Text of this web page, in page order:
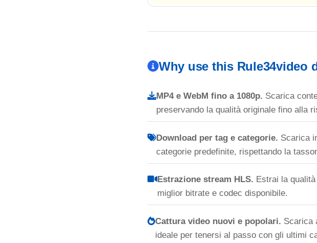
Why use this Rule34video
MP4 e WebM fino a 1080p. Scarica
preservando la qualità originale fino alla
Download per tag e categorie. Scarica
categorie predefinite, rispettando la
Estrazione stream HLS. Estrai la
miglior bitrate e codec disponibile.
Cattura video nuovi e popolari. Scarica
ideale per tenersi al passo con gli ultimi